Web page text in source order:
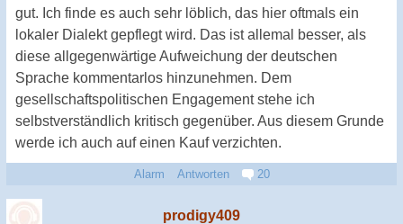
gut. Ich finde es auch sehr löblich, das hier oftmals ein
lokaler Dialekt gepflegt wird. Das ist allemal besser, als
diese allgegenwärtige Aufweichung der deutschen
Sprache kommentarlos hinzunehmen. Dem
gesellschaftspolitischen Engagement stehe ich
selbstverständlich kritisch gegenüber. Aus diesem Grunde
werde ich auch auf einen Kauf verzichten.
Alarm Antworten 20
prodigy409